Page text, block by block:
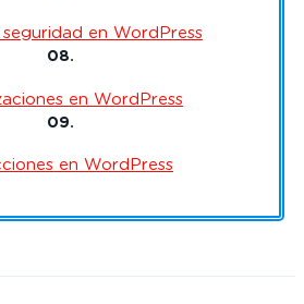
en WordPress
08.
en WordPress
09.
en WordPress